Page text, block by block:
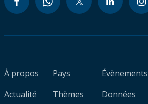
À propos
Actualité
Pays
Thèmes
Évènements
Données